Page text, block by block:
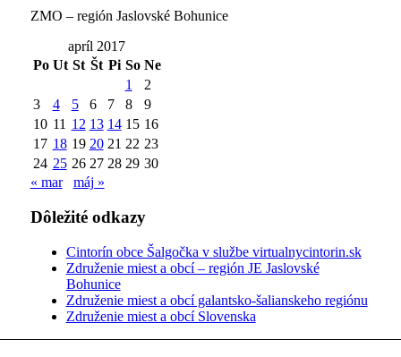
ZMO – región Jaslovské Bohunice
apríl 2017
Po Ut St Št Pi So Ne
1
2
3
4 5 6 7 8
9
10 11 12 13 14 15 16
17 18 19 20 21 22 23
24 25 26 27 28 29 30
« mar
máj »
Dôležité odkazy
Cintorín obce Šalgočka v službe virtualnycintorin.sk
Združenie miest a obcí – región JE Jaslovské
Bohunice
Združenie miest a obcí galantsko-šalianskeho regiónu
Združenie miest a obcí Slovenska